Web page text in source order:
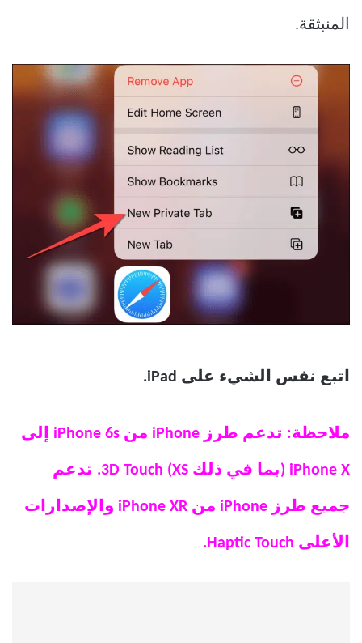
المنبثقة.
اتبع نفس الشيء على iPad.
ملاحظة: تدعم طرز iPhone من iPhone 6s إلى
iPhone X (بما في ذلك XS) 3D Touch. تدعم
جميع طرز iPhone من iPhone XR والإصدارات
الأعلى Haptic Touch.